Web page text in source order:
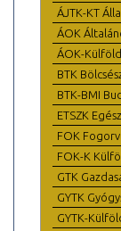
ÁJTK-KT
ÁOK
ÁOK-
BTK
BTK-BMI
ETSZK
FOK
FOK-K
GTK
GYTK
GYTK-